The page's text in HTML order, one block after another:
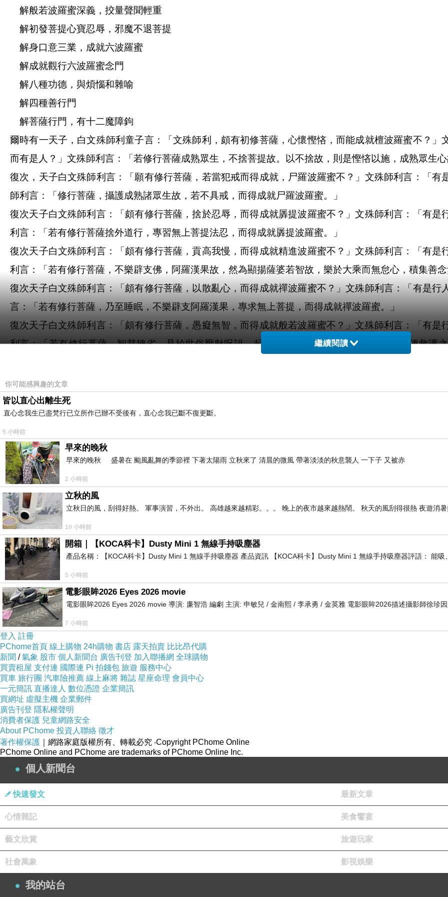
解般若波羅蜜深義，挍量聲聞輕重
解初發菩提心寶忍辱，邪魔不退菩提
解身口意三業，成就六波羅蜜
解成就觀行六波羅蜜念門
解八種功德，與煩惱和雜喻
解四種善行門
解菩薩行門，有十二魔障鉤
爾時有一天子，白文殊師利童子言：「文殊師利，頗有初修菩薩，心懷慳悋，而能成就檀波羅蜜不？
而有是人？」文殊師利言：「若修行菩薩成熟眾生，不捨菩提故。以不捨故，則是慳悋以施，成熟眾生心
復次，天子白文殊師利言：「願有修行菩薩，若當犯戒而得成就，尸羅波羅蜜不？」文殊師利言：「
師利言：「修行菩薩，攝護成熟諸眾生故，若不具戒，而得成就尸羅波羅蜜。」
復次天子白文殊師利言：「頗有修行菩薩，捨於忍辱，而得成就羼提波羅蜜不？」文殊師利言：「有
利言：「若有修行菩薩捨外道行，專習無上菩提法忍，而得成就羼提波羅蜜。」
復次天子白文殊師利言：「頗有修行菩薩，貢高我慢，而得成就精進波羅蜜不？」文殊師利言：「有
利言：「若有修行菩薩，不樂辟支佛，阿羅漢果故，然為顯揚薩婆若智故，樂於大乘而無怠心，積集善
復次天子白文殊師利言：「頗有修行菩薩，以散亂心，而得成就禪波羅蜜不？」文殊師利言：「有是行
言：「若有修行菩薩，乃至睡眠，不樂辟支阿羅漢果，專求無上菩提，而得成就禪波羅蜜。」
復次天子白文殊師利言：「頗有修行菩薩，愚癡無智，而得成就般若波羅蜜不？」文殊師利言：「有
利言：「若有修行菩薩，智慧狹劣，見於世俗厭魅呪詛，起屍擾動驚亂他心，而菩薩無有，方便救護
爾時，如來歎文殊師利言：「善哉善哉！文殊師利，誠如所說汝能分別，初修行菩薩，應作不應作，修
羅蜜圓滿解脫。文殊師利，譬如有人一日之中，忍受飢餓不嘗毒食。修行菩薩亦復如是，寧守慳悋無持
愛樂修六波羅蜜行，則不應爾。何以故？是中菩薩應當有厄。」天子言：「世尊，修行菩薩不應怖畏煩
天子，於意云何？譬如有人志存身命，忽被加害，寧當截首寧截身耶？」天子言：「世尊，若欲存命
德善蹤。以善蹤故生於天上，若截其頭善蹤俱滅。」佛告天子言：「修行菩薩亦復如是，寧捨威儀戒行
天子言：「世尊，修行菩薩如是修行行業，世間稀有甚為難信，聲聞緣覺精進行業，如修行菩薩犯戒。
暫少嘗之，如服毒藥。若聲聞乘人除滅惱惱，堅固精進，類於修行菩薩戒行，亦復如是。復次，譬如有
間。聲聞亦爾，除已煩惱心故，雖行精進，不堪饒益閻浮眾生，況餘世間。復次譬如大眾商主，多諸眷
知，修行菩薩亦復如是，修習慈悲悲心精進，是以饒益一切眾生，勝義諦世俗諦，廣施眾生快樂。」
爾時，長老摩訶迦葉白佛言：「世尊，若聲聞修道證無為果，修行菩薩乃在有為，以何義故？修行菩薩
喻，智者以喻而速開解。譬如於四大海，滿中成酥，而有人取一牛毛，分為百分，以一分毛端，取其一
大海中酥不？」迦葉言：「不也世尊。」佛言：「迦葉，於意云何？此二處酥，何者最上，最尊最多
千，是酥實為最上最尊，最多最貴，其一滴酥不可為比。」佛言：「迦葉，譬如百分毛端所取得酥，若
習有為功德，無為行願普入佛智。迦葉當知，譬如蚊蟻之屬，唯能取得一粒食味，若復有人，三月廣種
所種，若至秋收其數無量，饒益眾生。其一粒米未能利己，況利眾生。」佛言：「迦葉當知，譬如蚊蟻
薩於六波羅蜜，并四攝事功德，亦復如是。若成熟已，安立利益無量眾生，勝義諦世俗諦，普攝快樂，
百千馱乘般入城邑，復有一顆無價寶珠，置於大海舟船之內，若無障礙到閻浮提，是珠普富閻浮提眾生
有價值，頗能過此一寶珠不？」迦葉言：「不也世尊。」佛言：「彼諸琉璃珠無所直故，聲聞修入無為
船，若無障礙得到閻浮，則能普富一切眾生。若修行菩薩，三寶種性相續無斷，而能發起無上菩提，喻
發菩提心寶，而能忍辱不退菩提？云何菩提心寶而有障礙？海慧當知，若修行菩薩，已發菩提心故，逢
其嬈惱劫奪善心，修行菩薩心有疑惑，是等邪魔來惱菩薩，菩薩爾時心無退散，復不離隔無上菩提，亦
種性，亦不斷絕一切佛行，亦不斷絕如來，三十二相八十種好。次第修行顯，集功德資糧，顯現清淨諸
樂染著世間快樂。若修行菩薩為眾生故，大悲忍辱其心堅固，被他輕賤罵辱，不可言說，苦楚打棒皆能
勇猛至於彼岸，亦不疲倦修持精進，起方便心專心堅固，他若惱者自不惱他，有人打罵自不瞋他，大
生來集，各持兵器刀劍槍矟，隨我而行各懷是心：『此修行菩薩，若行若立若坐若臥，若發菩提心時
心，若發修持功德心。修行菩薩念此心時，我等則當斬斷其首，細截身分大如棗葉。』是等眾生專懷忿
怨心，我以忍辱而無讎惡，以何義故？我今是身，從無始三界已來，無邊數量轉易生死，無不經歷經於
繼續閱讀
你可能感興趣的文章
皆以直心出離生死
直心念我生已盡梵行已立所作已辦不受後有，直心念我已斷不復更斷。
5 小時前
早來的晚秋
早來的晚秋 盛暑在 颱風亂舞的季節裡 下著太陽雨 立秋來了 清晨的微風 帶著淡淡的秋意襲人 一下子 又被赤
2 小時前
立秋的風
立秋日的風，刮得好熱。 軍事演習，不外出。 高雄越來越精彩。。。 晚上的夜市越來越熱鬧。 秋天的風刮得很熱 夜遊消暑
10 小時前
開箱｜【KOCA科卡】Dusty Mini 1 無線手持吸塵器
產品名稱：【KOCA科卡】Dusty Mini 1 無線手持吸塵器 產品資訊 【KOCA科卡】Dusty Mini 1 無線手持吸塵器評語： 能吸
5 小時前
電影眼眸2026 Eyes 2026 movie
電影眼眸2026 Eyes 2026 movie 導演: 廉智浩 編劇 主演: 申敏兒 / 金南熙 / 李承勇 / 金英雅 電影眼眸2026描述攝影師徐珍
7 小時前
登入 註冊
PChome首頁 線上購物 24h購物 書店 露天拍賣 比比昂代購
新聞 /氣象 股市 個人新聞台 廣告刊登 加入聯播網 全球購物
買賣租屋 支付連 國際連 Pi 拍錢包 旅遊 服務中心
買車 旅行團 汽車險推薦 線上麻將 雜誌 星座命理 會員中心
一元簡訊 直播達人 數位憑證 企業簡訊
買網址 虛擬主機 企業郵件
廣告刊登 隱私權聲明
消費者保護 兒童網路安全
About PChome 投資人聯絡 徵才
著作權保護 ｜網路家庭版權所有、轉載必究 ‧Copyright PChome Online
PChome Online and PChome are trademarks of PChome Online Inc.
個人新聞台
快速發文 最新文章
心情雜記 美食饗宴
藝文欣賞 旅遊玩家
社會萬象 影視娛樂
我的站台